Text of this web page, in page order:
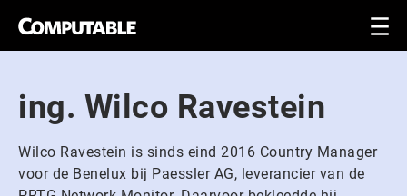
ing. Wilco Ravestein
Wilco Ravestein is sinds eind 2016 Country Manager
voor de Benelux bij Paessler AG, leverancier van de